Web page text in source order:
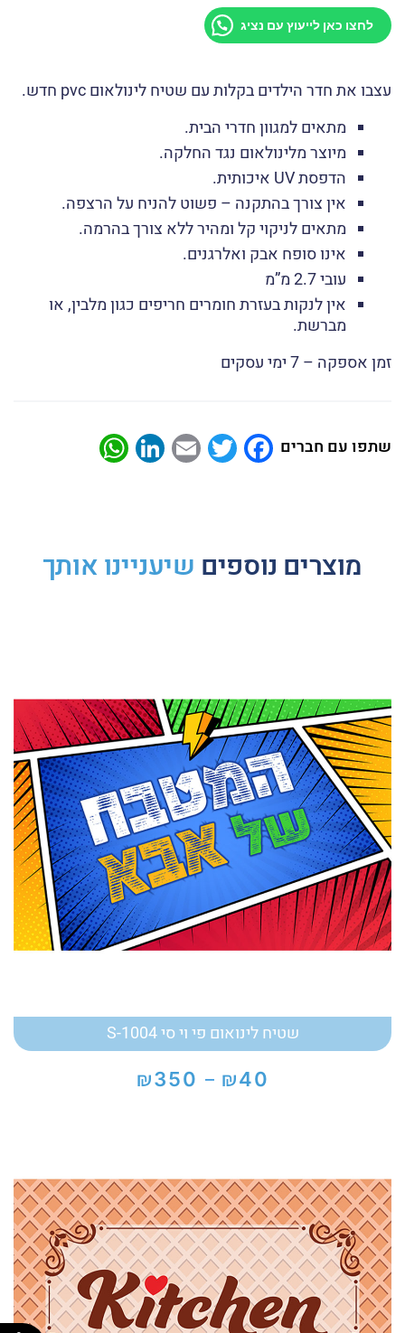
סי
S-
1009
לחצו כאן לייעוץ עם נציג
עצבו את חדר הילדים בקלות עם שטיח לינולאום pvc חדש.
מתאים למגוון חדרי הבית.
מיוצר מלינולאום נגד החלקה.
הדפסת UV איכותית.
אין צורך בהתקנה – פשוט להניח על הרצפה.
מתאים לניקוי קל ומהיר ללא צורך בהרמה.
אינו סופח אבק ואלרגנים.
עובי 2.7 מ”מ
אין לנקות בעזרת חומרים חריפים כגון מלבין, או
מברשת.
זמן אספקה – 7 ימי עסקים
שתפו עם חברים Facebook
Twitter
Email
LinkedIn
מוצרים נוספים שיעניינו אותך
שטיח לינואום פי וי סי S-1004
₪40
–
₪350
טווח